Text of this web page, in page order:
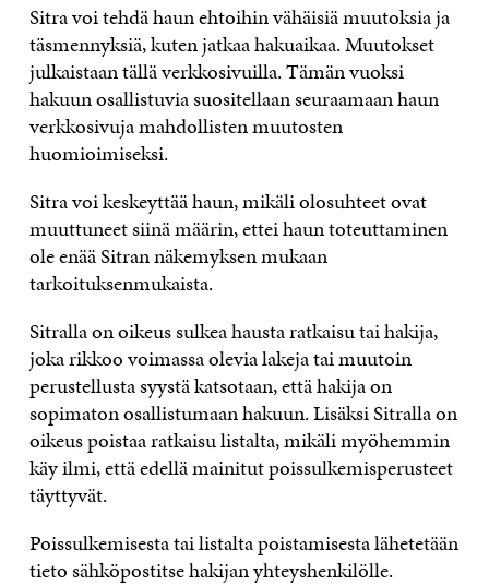
Sitra voi tehdä haun ehtoihin vähäisiä muutoksia ja
täsmennyksiä, kuten jatkaa hakuaikaa. Muutokset
julkaistaan tällä verkkosivuilla. Tämän vuoksi
hakuun osallistuvia suositellaan seuraamaan haun
verkkosivuja mahdollisten muutosten
huomioimiseksi.
Sitra voi keskeyttää haun, mikäli olosuhteet ovat
muuttuneet siinä määrin, ettei haun toteuttaminen
ole enää Sitran näkemyksen mukaan
tarkoituksenmukaista.
Sitralla on oikeus sulkea hausta ratkaisu tai hakija,
joka rikkoo voimassa olevia lakeja tai muutoin
perustellusta syystä katsotaan, että hakija on
sopimaton osallistumaan hakuun. Lisäksi Sitralla on
oikeus poistaa ratkaisu listalta, mikäli myöhemmin
käy ilmi, että edellä mainitut poissulkemisperusteet
täyttyvät.
Poissulkemisesta tai listalta poistamisesta lähetetään
tieto sähköpostitse hakijan yhteyshenkilölle.